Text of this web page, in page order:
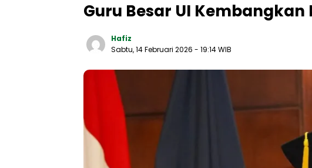
Guru Besar UI Kembangkan
Hafiz
Sabtu, 14 Februari 2026 - 19:14 WIB